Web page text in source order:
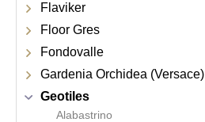
Flaviker
Floor Gres
Fondovalle
Gardenia Orchidea (Versace)
Geotiles
Alabastrino